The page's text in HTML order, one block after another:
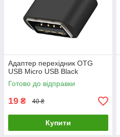
Адаптер перехідник OTG
USB Micro USB Black
Готово до відправки
19 ₴ 40 ₴
Купити